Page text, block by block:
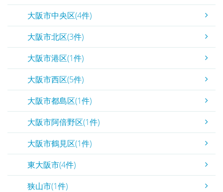
大阪市中央区(4件)
大阪市北区(3件)
大阪市港区(1件)
大阪市西区(5件)
大阪市都島区(1件)
大阪市阿倍野区(1件)
大阪市鶴見区(1件)
東大阪市(4件)
狭山市(1件)